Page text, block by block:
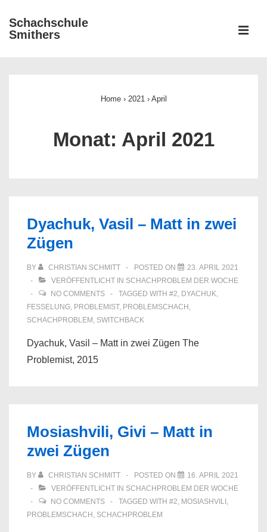
Zum
Inhalt
Schachschule
Smithers
Home › 2021 › April
Monat: April 2021
Dyachuk, Vasil – Matt in zwei
Zügen
BY CHRISTIAN SCHMITT POSTED ON
23. APRIL 2021
VERÖFFENTLICHT IN SCHACHPROBLEM DER WOCHE
NO COMMENTS
TAGGED WITH #2, DYACHUK,
FESSELUNG, PROBLEMIST, PROBLEMSCHACH ,
SCHACHPROBLEM , SWITCHBACK
Dyachuk, Vasil – Matt in zwei Zügen The
Problemist, 2015
Mosiashvili, Givi – Matt in
zwei Zügen
BY CHRISTIAN SCHMITT POSTED ON
16. APRIL 2021
VERÖFFENTLICHT IN SCHACHPROBLEM DER WOCHE
NO COMMENTS
TAGGED WITH #2, MOSIASHVILI ,
PROBLEMSCHACH , SCHACHPROBLEM